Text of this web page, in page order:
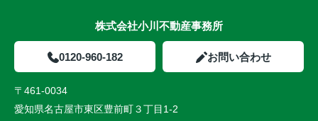
株式会社小川不動産事務所
0120-960-182 お問い合わせ
〒461-0034
愛知県名古屋市東区豊前町３丁目1-2